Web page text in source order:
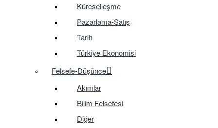
Küreselleşme
Pazarlama-Satış
Tarih
Türkiye Ekonomisi
Felsefe-Düşünce
Akımlar
Bilim Felsefesi
Diğer